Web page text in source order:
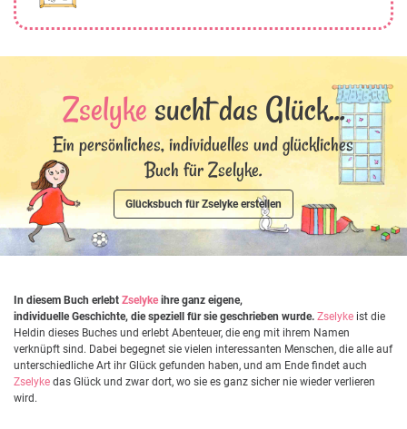
Zselyke sucht das Glück...
Ein persönliches, individuelles und glückliches
Buch für Zselyke.
Glücksbuch für Zselyke erstellen
In diesem Buch erlebt Zselykeihre ganz eigene,
individuelle Geschichte, die speziell für sie geschrieben wurde. Zselyke ist die
Heldin dieses Buches und erlebt Abenteuer, die eng mit ihrem Namen
verknüpft sind. Dabei begegnet sie vielen interessanten Menschen, die alle auf
unterschiedliche Art ihr Glück gefunden haben, und am Ende findet auch
Zselyke das Glück und zwar dort, wo sie es ganz sicher nie wieder verlieren
wird.